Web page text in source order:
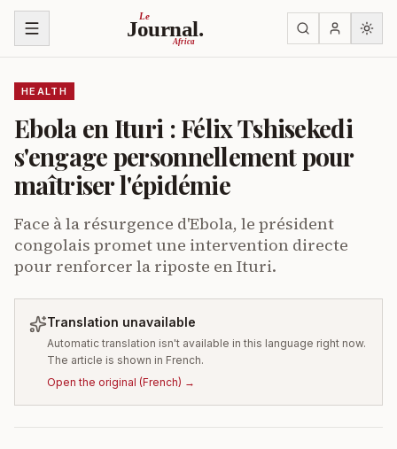
Skip to content Le
Journal.
Africa
HEALTH
Ebola en Ituri : Félix Tshisekedi
s'engage personnellement pour
maîtriser l'épidémie
Face à la résurgence d'Ebola, le président
congolais promet une intervention directe
pour renforcer la riposte en Ituri.
Translation unavailable
Automatic translation isn't available in this language right now.
The article is shown in French.
Open the original (French) →